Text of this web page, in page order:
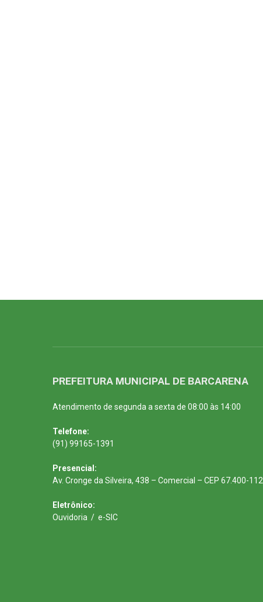
PREFEITURA MUNICIPAL DE BARCARENA
Atendimento de segunda a sexta de 08:00 às 14:00
Telefone:
(91) 99165-1391
Presencial:
Av. Cronge da Silveira, 438 – Comercial – CEP 67.400-112
Eletrônico:
Ouvidoria / e-SIC